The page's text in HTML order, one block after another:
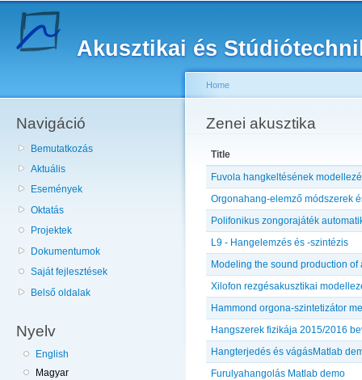
Akusztikai és
Navigáció
Bemutatkozás
Aktuális
Események
Oktatás
Projektek
Dokumentumok
Saját fejlesztések
Belső oldalak
Nyelv
English
Magyar
You are here
Home
Zenei akusztika
Title
Fuvola hangkeltésének
Orgonahang-elemző módszerek
Polifonikus zongorajáték
L9 - Hangelemzés és -szintézis
Modeling the sound production
Xilofon rezgésakusztikai
Hammond orgona-szintetizátor
Hangszerek fizikája 2015/2016
Hangterjedés és vágásMatlab
Furulyahangolás Matlab demo